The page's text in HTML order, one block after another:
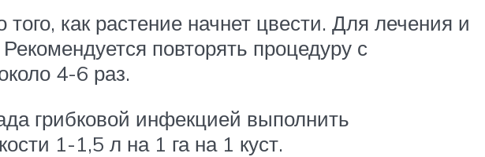
как растение начнет цвести. Для лечения и
повторять процедуру с
4-6 раз.
грибковой инфекцией выполнить
1-1,5 л на 1 га на 1 куст.